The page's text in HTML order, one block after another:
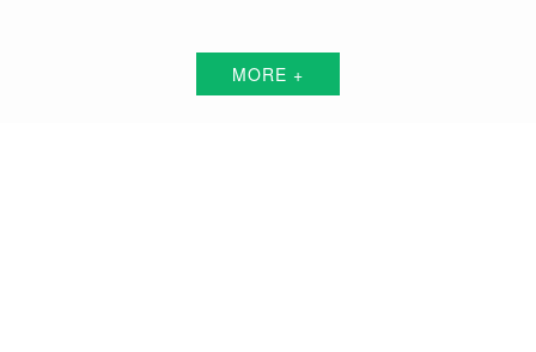
MORE +